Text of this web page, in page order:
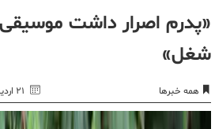
«پدرم اصرار داشت
شغل»
همه خبرها ۲۱ اردیبهشت ۱۳۹۵